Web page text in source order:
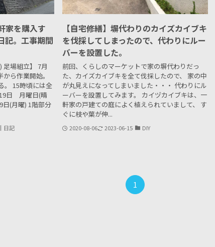
家を購入す
記。工事期間
足場組立】 7月
ら作業開始。
。 15時頃には全
日 月曜日(晴
日(月曜) 1階部分
日記
【自宅修繕】塀代わりのカイズカイブキ
を伐採してしまったので、代わりにルー
バーを設置した。
前回、くらしのマーケットで家の塀代わりだっ
た、カイズカイブキを全て伐採したので、 家の中
が丸見えになってしまいました・・・ 代わりにル
ーバーを設置してみます。 カイヅカイブキは、一
軒家の戸建ての庭によく植えられていまして、 す
ぐに枝や葉が伸...
2020-08-06 2023-06-15 DIY
1